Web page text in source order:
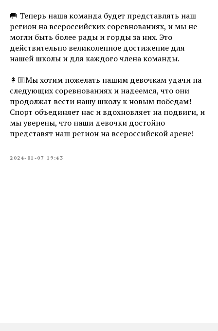
🥅 Теперь наша команда будет представлять наш
регион на всероссийских соревнованиях, и мы не
могли быть более рады и горды за них. Это
действительно великолепное достижение для
нашей школы и для каждого члена команды.
👩🏼Мы хотим пожелать нашим девочкам удачи на
следующих соревнованиях и надеемся, что они
продолжат вести нашу школу к новым победам!
Спорт объединяет нас и вдохновляет на подвиги, и
мы уверены, что наши девочки достойно
представят наш регион на всероссийской арене!
2024-01-07 19:43